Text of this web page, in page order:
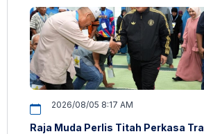
2026/08/05 8:17 AM
Raja Muda Perlis Titah Perkasa